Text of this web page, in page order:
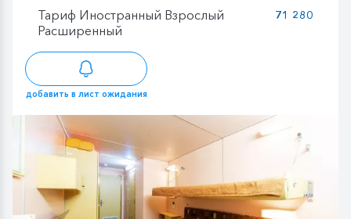
Тариф Иностранный Взрослый
Расширенный
71 280
добавить в лист ожидания